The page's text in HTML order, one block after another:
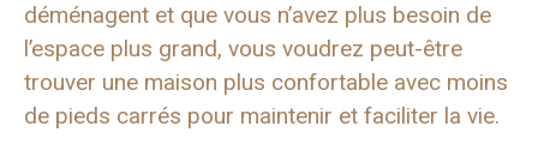
déménagent et que vous n’avez plus besoin de
l’espace plus grand, vous voudrez peut-être
trouver une maison plus confortable avec moins
de pieds carrés pour maintenir et faciliter la vie.